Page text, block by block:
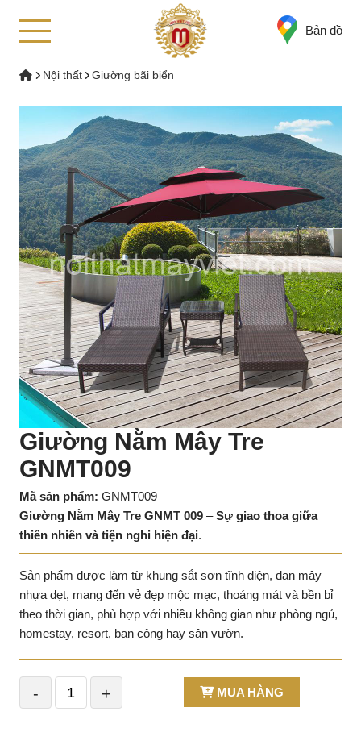
Bản đồ
Nội thất Giường bãi biển
Giường Nằm Mây Tre
GNMT009
Mã sản phẩm: GNMT009
Giường Nằm Mây Tre GNMT 009 –Sự giao thoa giữa
thiên nhiên và tiện nghi hiện đại.
Sản phẩm được làm từ khung sắt sơn tĩnh điện, đan mây
nhựa dẹt, mang đến vẻ đẹp mộc mạc, thoáng mát và bền bỉ
theo thời gian, phù hợp với nhiều không gian như phòng ngủ,
homestay, resort, ban công hay sân vườn.
- + MUA HÀNG